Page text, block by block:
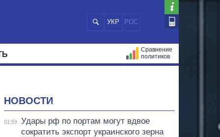
УКР РОС
Сравнение
политиков
НОВОСТИ
01:59
Удары рф по портам могут вдвое
сократить экспорт украинского зерна